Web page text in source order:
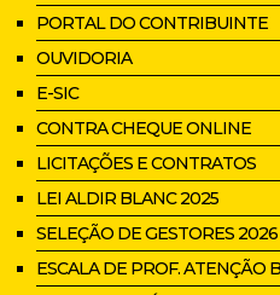
PORTAL DO CONTRIBUINTE
OUVIDORIA
E-SIC
CONTRA CHEQUE ONLINE
LICITAÇÕES E CONTRATOS
LEI ALDIR BLANC 2025
SELEÇÃO DE GESTORES 2026
ESCALA DE PROF. ATENÇÃO